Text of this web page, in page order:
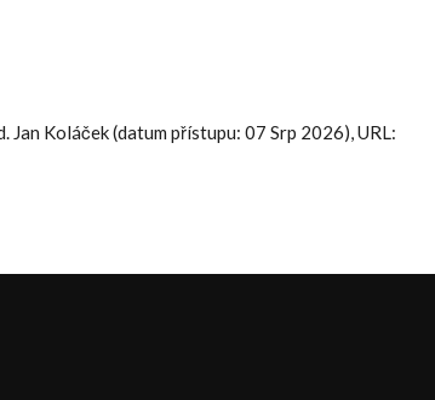
Jan Koláček (datum přístupu: 07 Srp 2026), URL: